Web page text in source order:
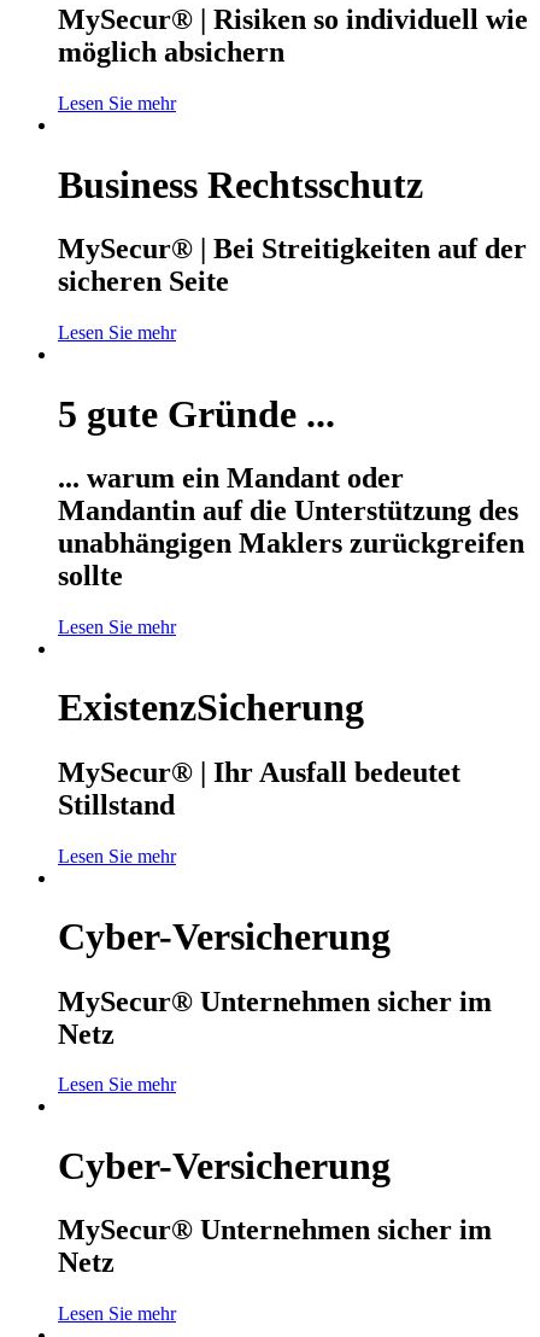
MySecur® | Risiken so individuell wie
möglich absichern
Lesen Sie mehr
Business Rechtsschutz
MySecur® | Bei Streitigkeiten auf der
sicheren Seite
Lesen Sie mehr
5 gute Gründe ...
... warum ein Mandant oder
Mandantin auf die Unterstützung des
unabhängigen Maklers zurückgreifen
sollte
Lesen Sie mehr
ExistenzSicherung
MySecur® | Ihr Ausfall bedeutet
Stillstand
Lesen Sie mehr
Cyber-Versicherung
MySecur® Unternehmen sicher im
Netz
Lesen Sie mehr
Cyber-Versicherung
MySecur® Unternehmen sicher im
Netz
Lesen Sie mehr